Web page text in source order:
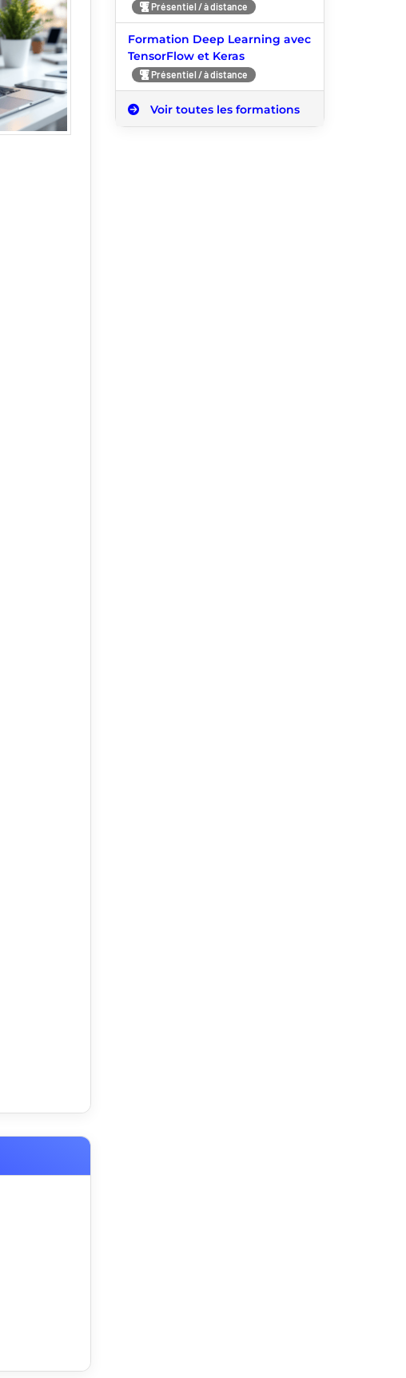
Présentiel / à distance
Formation Deep Learning avec
TensorFlow et Keras
Présentiel / à distance
Voir toutes les formations